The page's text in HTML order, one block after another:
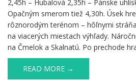
2,45h – Hubalová 2,35h – Pánske
Opačným smerom tiež 4,30h. Úsek
rôznorodým terénom – hôľnymi
na viacerých miestach výhľady.
na Čmelok a Skalnatú. Po prechode
READ MORE →